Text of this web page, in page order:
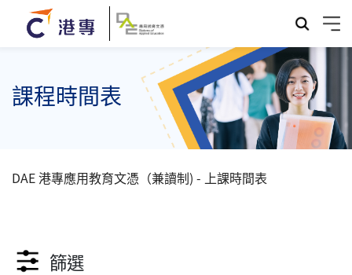
課程時間表
DAE 港專應用教育文憑（兼讀制) - 上課時間表
篩選